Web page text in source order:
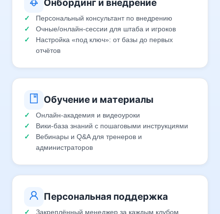
Онбординг и внедрение
Персональный консультант по внедрению
Очные/онлайн-сессии для штаба и игроков
Настройка «под ключ»: от базы до первых
отчётов
Обучение и материалы
Онлайн-академия и видеоуроки
Вики-база знаний с пошаговыми инструкциями
Вебинары и Q&A для тренеров и
администраторов
Персональная поддержка
Закреплённый менеджер за каждым клубом